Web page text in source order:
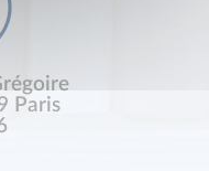
Paris